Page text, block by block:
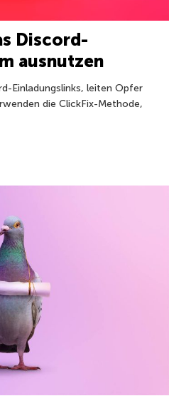
Discord-
ausnutzen
Einladungslinks, leiten Opfer
die ClickFix-Methode,